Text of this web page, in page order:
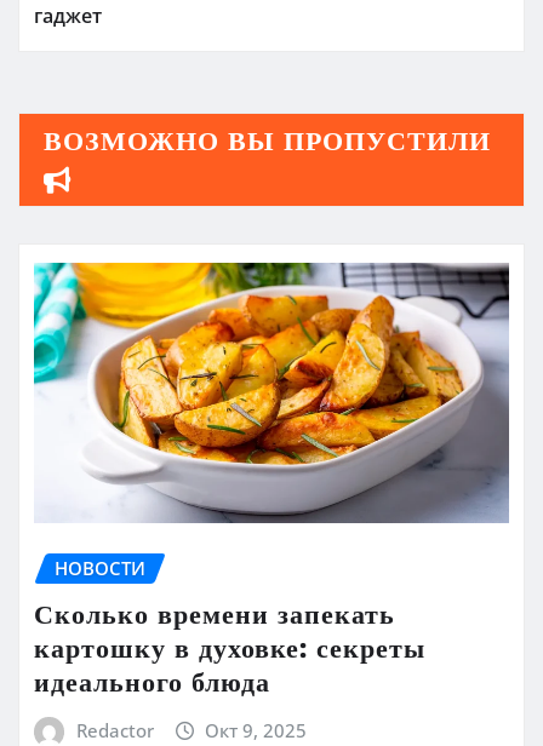
гаджет
ВОЗМОЖНО ВЫ ПРОПУСТИЛИ
НОВОСТИ
Сколько времени запекать
картошку в духовке: секреты
идеального блюда
Redactor Окт 9, 2025